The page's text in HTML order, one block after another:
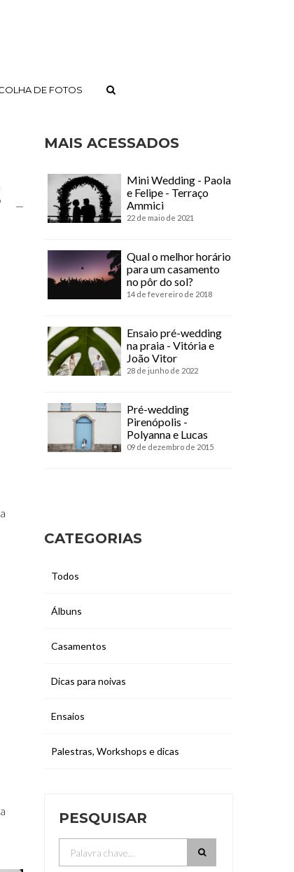
DE FOTOS
MAIS ACESSADOS
Mini Wedding - Paola
e Felipe - Terraço
Ammici
22 de maio de 2021
Qual o melhor horário
para um casamento
no pôr do sol?
14 de fevereiro de 2018
Ensaio pré-wedding
na praia - Vitória e
João Vitor
28 de junho de 2022
Pré-wedding
Pirenópolis -
Polyanna e Lucas
09 de dezembro de 2015
CATEGORIAS
Todos
Álbuns
Casamentos
Dicas para noivas
Ensaios
Palestras, Workshops e dicas
PESQUISAR